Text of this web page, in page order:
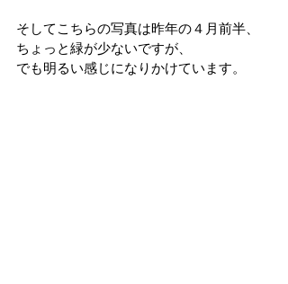
そしてこちらの写真は昨年の４月前半、
ちょっと緑が少ないですが、
でも明るい感じになりかけています。